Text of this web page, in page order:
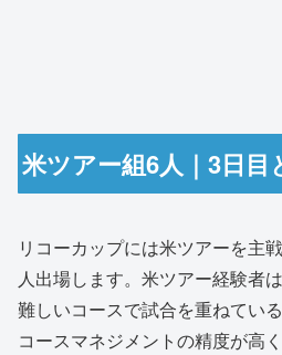
米ツアー組6人｜3日目
リコーカップには米ツアーを主
人出場します。米ツアー経験者
難しいコースで試合を重ねてい
コースマネジメントの精度が高